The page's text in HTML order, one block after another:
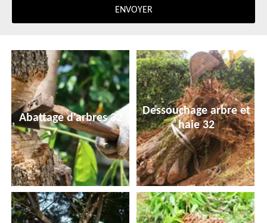
Abattage d'arbres 32
Dessouchage arbre et
haie 32